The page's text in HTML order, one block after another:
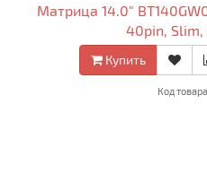
Матрица 14.0"
40pin, Slim,
Купить
Код